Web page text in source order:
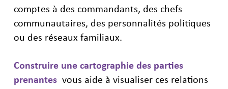
comptes à des commandants, des chefs
communautaires, des personnalités politiques
ou des réseaux familiaux.
Construire une cartographie des parties
prenantes vous aide à visualiser ces relations